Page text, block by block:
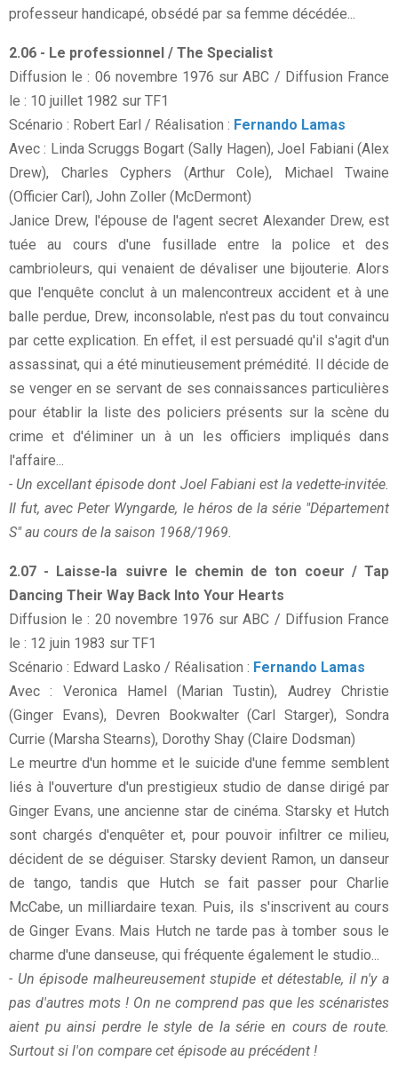
professeur handicapé, obsédé par sa femme décédée...
2.06 - Le professionnel / The Specialist
Diffusion le : 06 novembre 1976 sur ABC / Diffusion France
le : 10 juillet 1982 sur TF1
Scénario : Robert Earl / Réalisation : Fernando Lamas
Avec : Linda Scruggs Bogart (Sally Hagen), Joel Fabiani (Alex
Drew), Charles Cyphers (Arthur Cole), Michael Twaine
(Officier Carl), John Zoller (McDermont)
Janice Drew, l'épouse de l'agent secret Alexander Drew, est
tuée au cours d'une fusillade entre la police et des
cambrioleurs, qui venaient de dévaliser une bijouterie. Alors
que l'enquête conclut à un malencontreux accident et à une
balle perdue, Drew, inconsolable, n'est pas du tout convaincu
par cette explication. En effet, il est persuadé qu'il s'agit d'un
assassinat, qui a été minutieusement prémédité. Il décide de
se venger en se servant de ses connaissances particulières
pour établir la liste des policiers présents sur la scène du
crime et d'éliminer un à un les officiers impliqués dans
l'affaire...
- Un excellant épisode dont Joel Fabiani est la vedette-invitée.
Il fut, avec Peter Wyngarde, le héros de la série "Département
S" au cours de la saison 1968/1969.
2.07 - Laisse-la suivre le chemin de ton coeur / Tap
Dancing Their Way Back Into Your Hearts
Diffusion le : 20 novembre 1976 sur ABC / Diffusion France
le : 12 juin 1983 sur TF1
Scénario : Edward Lasko / Réalisation : Fernando Lamas
Avec : Veronica Hamel (Marian Tustin), Audrey Christie
(Ginger Evans), Devren Bookwalter (Carl Starger), Sondra
Currie (Marsha Stearns), Dorothy Shay (Claire Dodsman)
Le meurtre d'un homme et le suicide d'une femme semblent
liés à l'ouverture d'un prestigieux studio de danse dirigé par
Ginger Evans, une ancienne star de cinéma. Starsky et Hutch
sont chargés d'enquêter et, pour pouvoir infiltrer ce milieu,
décident de se déguiser. Starsky devient Ramon, un danseur
de tango, tandis que Hutch se fait passer pour Charlie
McCabe, un milliardaire texan. Puis, ils s'inscrivent au cours
de Ginger Evans. Mais Hutch ne tarde pas à tomber sous le
charme d'une danseuse, qui fréquente également le studio...
- Un épisode malheureusement stupide et détestable, il n'y a
pas d'autres mots ! On ne comprend pas que les scénaristes
aient pu ainsi perdre le style de la série en cours de route.
Surtout si l'on compare cet épisode au précédent !